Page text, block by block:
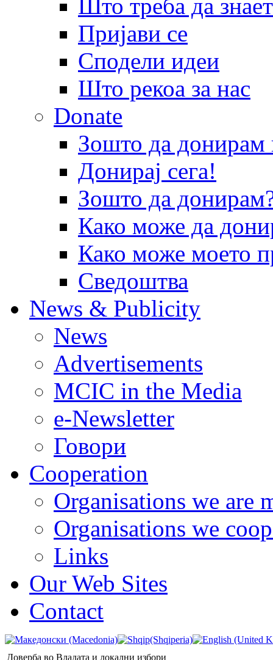
Што треба да
Пријави се
Сподели идеи
Што рекоа за нас
Donate
Зошто да
Донирај сега!
Зошто да
Како може да
Како може моето
Сведоштва
News & Publicity
News
Advertisements
MCIC in the Media
e-Newsletter
Говори
Cooperation
Organisations we are
Organisations we
Links
Our Web Sites
Contact
Доверба во Владата и локални избори